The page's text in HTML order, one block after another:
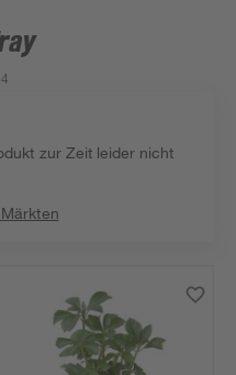
zur Zeit leider nicht